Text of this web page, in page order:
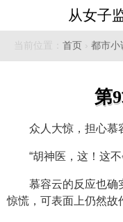
从女子
当前位置： 首页 › 都市小
第
众人大惊，担心慕
“胡神医，这！这
慕容云的反应也确
惊慌，可表面上仍然故